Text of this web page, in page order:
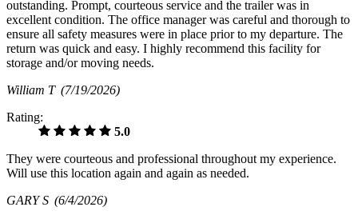
outstanding. Prompt, courteous service and the trailer was in
excellent condition. The office manager was careful and thorough to
ensure all safety measures were in place prior to my departure. The
return was quick and easy. I highly recommend this facility for
storage and/or moving needs.
William T (7/19/2026)
Rating:
5.0
They were courteous and professional throughout my experience.
Will use this location again and again as needed.
GARY S (6/4/2026)